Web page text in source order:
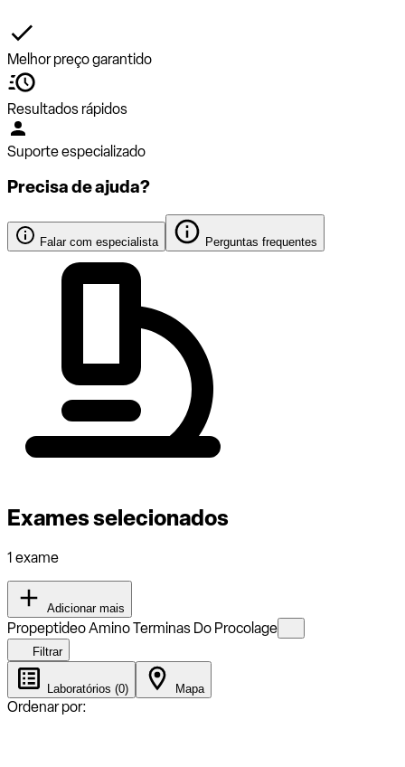
Melhor preço garantido
Resultados rápidos
Suporte especializado
Precisa de ajuda?
Falar com especialista Perguntas frequentes
Exames selecionados
1 exame
Adicionar mais
Propeptideo Amino Terminas Do Procolage
Filtrar
Laboratórios (0) Mapa
Ordenar por: